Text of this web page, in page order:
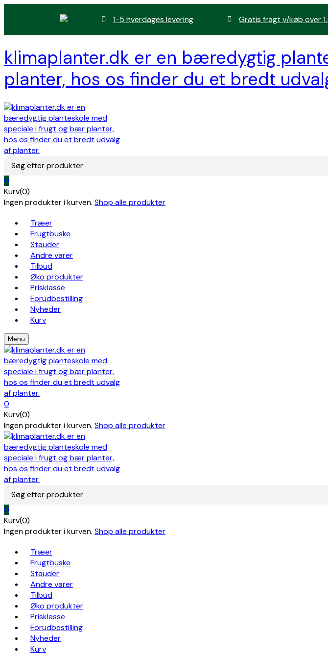
1-5 hverdages levering Gratis fragt v/køb over
klimaplanter.dk er en bæredygtig
planter, hos os finder du et bredt
Søg efter produkter
0
Kurv(0)
Ingen produkter i kurven. Shop alle produkter
Træer
Frugtbuske
Stauder
Andre varer
Tilbud
Øko produkter
Prisklasse
Forudbestilling
Nyheder
Kurv
Menu
0
Kurv(0)
Ingen produkter i kurven. Shop alle produkter
Søg efter produkter
0
Kurv(0)
Ingen produkter i kurven. Shop alle produkter
Træer
Frugtbuske
Stauder
Andre varer
Tilbud
Øko produkter
Prisklasse
Forudbestilling
Nyheder
Kurv